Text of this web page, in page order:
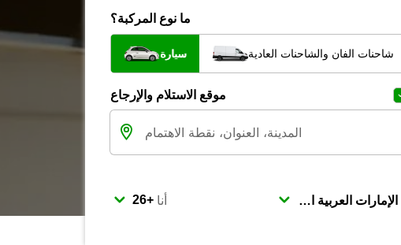
ما نوع المركبة؟
سيارة شاحنات الفان والشاحنات العادية
موقع الاستلام والإرجاع
أنا